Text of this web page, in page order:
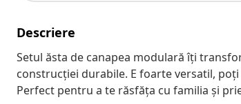
Descriere
Setul ăsta de canapea modulară îți
construcției durabile. E foarte versatil,
Perfect pentru a te răsfăța cu familia și